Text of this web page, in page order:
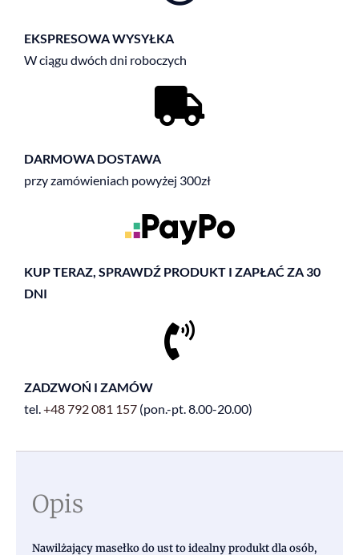
EKSPRESOWA WYSYŁKA
W ciągu dwóch dni roboczych
DARMOWA DOSTAWA
przy zamówieniach powyżej 300zł
KUP TERAZ, SPRAWDŹ PRODUKT I ZAPŁAĆ ZA 30
DNI
ZADZWOŃ I ZAMÓW
tel. +48792 081 157 (pon.-pt. 8.00-20.00)
Opis
Nawilżający masełko do ust to idealny produkt dla osób,